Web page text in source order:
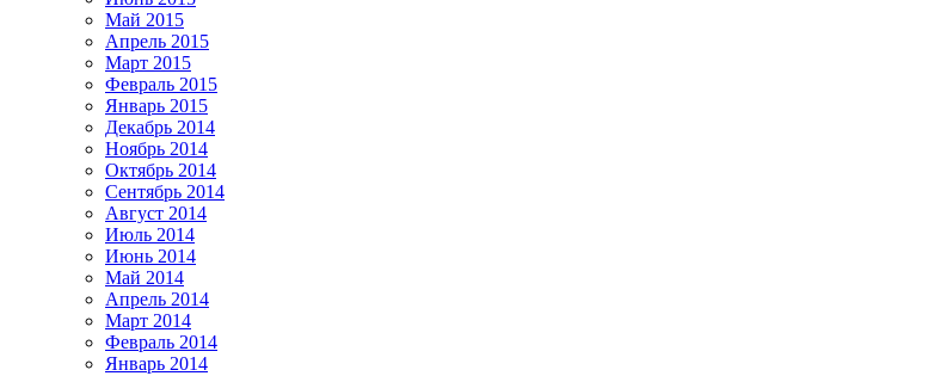
Май 2015
Апрель 2015
Март 2015
Февраль 2015
Январь 2015
Декабрь 2014
Ноябрь 2014
Октябрь 2014
Сентябрь 2014
Август 2014
Июль 2014
Июнь 2014
Май 2014
Апрель 2014
Март 2014
Февраль 2014
Январь 2014